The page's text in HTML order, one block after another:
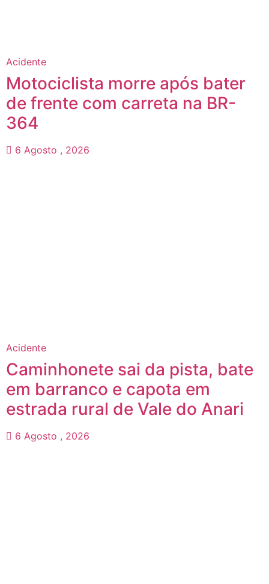
Acidente
Motociclista morre após bater
de frente com carreta na BR-
364
6 Agosto , 2026
Acidente
Caminhonete sai da pista, bate
em barranco e capota em
estrada rural de Vale do Anari
6 Agosto , 2026